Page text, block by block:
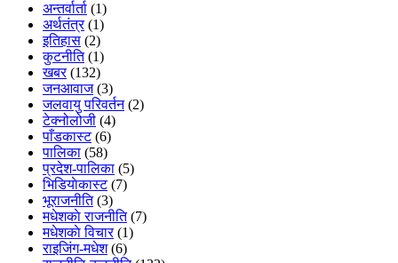
अन्तर्वार्ता (1)
अर्थतंत्र(1)
इतिहास (2)
कुटनीति(1)
खबर(132)
जनआवाज(3)
जलवायु परिवर्तन(2)
टेक्नोलोजी (4)
पाँडकास्ट(6)
पालिका (58)
प्रदेश-पालिका (5)
भिडियाेकास्ट(7)
भूराजनीति(3)
मधेशकाे राजनीति(7)
मधेशकाे विचार(1)
राइजिंग-मधेश(6)